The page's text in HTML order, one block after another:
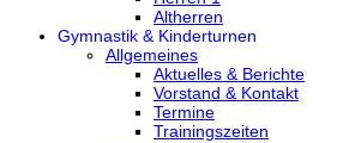
Altherren
Gymnastik & Kinderturnen
Allgemeines
Aktuelles & Berichte
Vorstand & Kontakt
Termine
Trainingszeiten